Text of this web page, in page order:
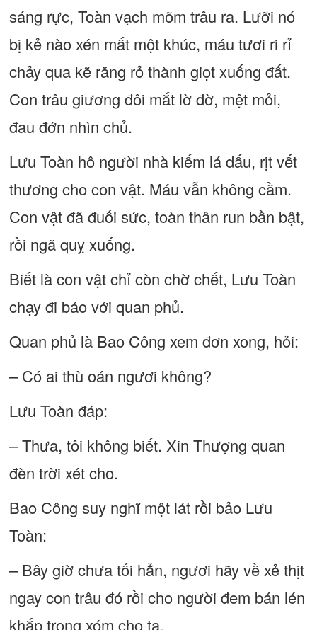
sáng rực, Toàn vạch mõm trâu ra. Lưỡi nó
bị kẻ nào xén mất một khúc, máu tươi ri rỉ
chảy qua kẽ răng rỏ thành giọt xuống đất.
Con trâu giương đôi mắt lờ đờ, mệt mỏi,
đau đớn nhìn chủ.
Lưu Toàn hô người nhà kiếm lá dấu, rịt vết
thương cho con vật. Máu vẫn không cầm.
Con vật đã đuối sức, toàn thân run bần bật,
rồi ngã quỵ xuống.
Biết là con vật chỉ còn chờ chết, Lưu Toàn
chạy đi báo với quan phủ.
Quan phủ là Bao Công xem đơn xong, hỏi:
– Có ai thù oán ngươi không?
Lưu Toàn đáp:
– Thưa, tôi không biết. Xin Thượng quan
đèn trời xét cho.
Bao Công suy nghĩ một lát rồi bảo Lưu
Toàn:
– Bây giờ chưa tối hẳn, ngươi hãy về xẻ thịt
ngay con trâu đó rồi cho người đem bán lén
khắp trong xóm cho ta.